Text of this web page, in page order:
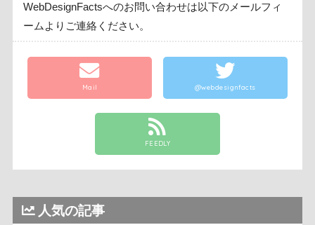
WebDesignFactsへのお問い合わせは以下のメールフィ
ームよりご連絡ください。
Mail @webdesignfacts
FEEDLY
人気の記事